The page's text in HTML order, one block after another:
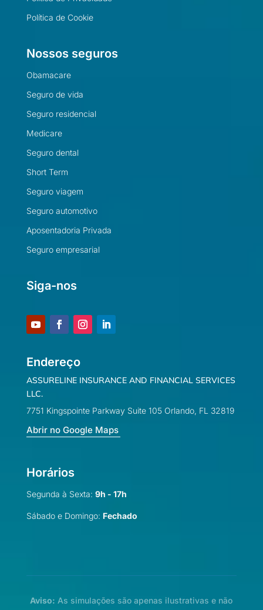
Política de Cookie
Nossos seguros
Obamacare
Seguro de vida
Seguro residencial
Medicare
Seguro dental
Short Term
Seguro viagem
Seguro automotivo
Aposentadoria Privada
Seguro empresarial
Siga-nos
Endereço
ASSURELINE INSURANCE AND FINANCIAL SERVICES
LLC.
7751 Kingspointe Parkway Suite 105 Orlando, FL 32819
Abrir no Google Maps
Horários
Segunda à Sexta: 9h - 17h
Sábado e Domingo: Fechado
Aviso: As simulações são apenas ilustrativas e não